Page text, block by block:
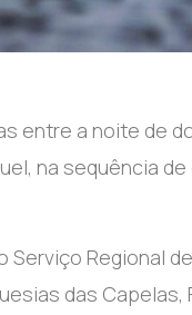
entre a noite de
na sequência
Regional
das Capelas,